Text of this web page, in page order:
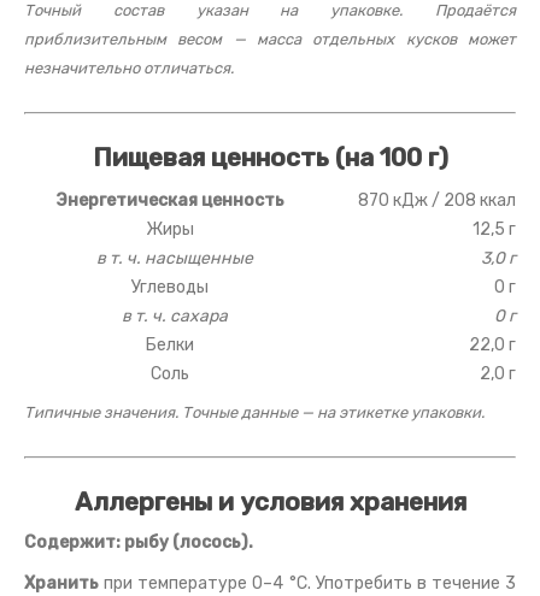
Точный состав указан на упаковке. Продаётся
приблизительным весом — масса отдельных кусков может
незначительно отличаться.
Пищевая ценность (на 100 г)
Энергетическая ценность
870 кДж / 208 ккал
Жиры
12,5 г
в т. ч. насыщенные
3,0 г
Углеводы
0 г
в т. ч. сахара
0 г
Белки
22,0 г
Соль
2,0 г
Типичные значения. Точные данные — на этикетке упаковки.
Аллергены и условия хранения
Содержит: рыбу (лосось).
Хранить при температуре 0–4 °C. Употребить в течение 3